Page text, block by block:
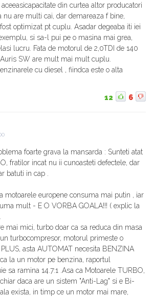
din curtea altor producatori
nu are multi cai, dar demareaza f bine,
optimizat pt cuplu. Asadar degeaba iti iei
si sa-l pui pe o masina mai grea,
lucru. Fata de motorul de 2,0TDI de 140
Auris SW are mult mai mult cuplu.
cu diesel , fiindca este o alta
12 6
foarte grava la mansarda : Sunteti atat
fratilor incat nu ii cunoasteti defectele, dar
batuti in cap .
motoarele europene consuma mai putin , iar
mult - E O VORBA GOALA!!! ( explic la
mai mici, turbo doar ca sa reduca din masa
turbocompresor, motorul primeste o
asta AUTOMAT necesita BENZINA
la un motor pe benzina, raportul
sa ramina 14.7:1 .Asa ca Motoarele TURBO,
daca are un sistem "Anti-Lag" si e Bi-
exista, in timp ce un motor mai mare,